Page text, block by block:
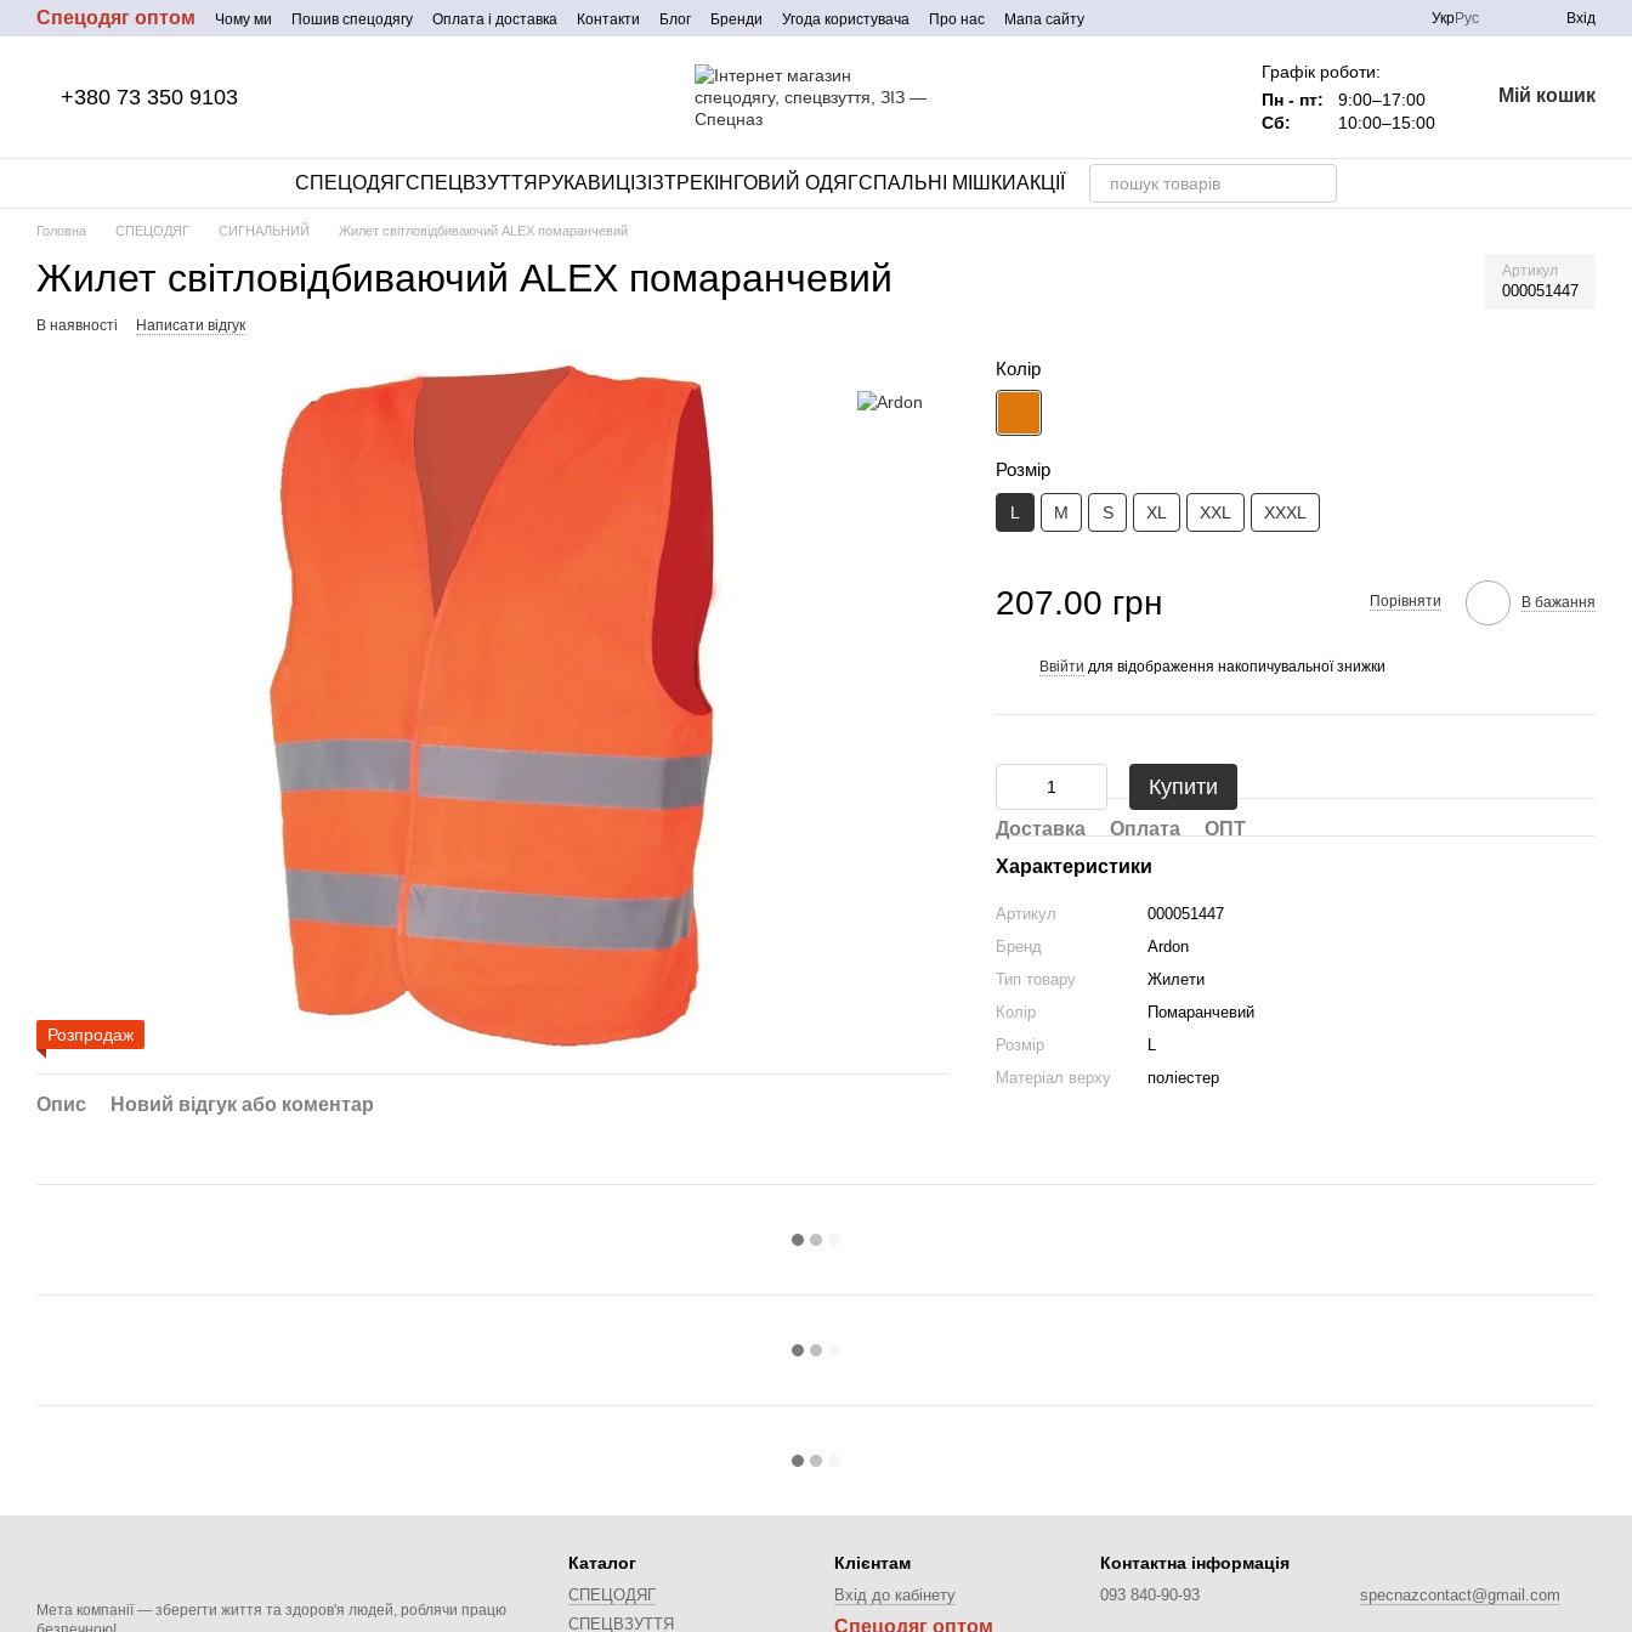
Перейти до основного контенту
Спецодяг оптом Чому ми Пошив спецодягу Оплата і доставка Контакти Блог Бренди Угода користувача Про нас Мапа сайту УкрРус Вхід
+380 73 350 9103
Графік роботи:
Пн - пт:
9:00–17:00
Сб:
10:00–15:00
Мій кошик
СПЕЦОДЯГСПЕЦВЗУТТЯ РУКАВИЦІ ЗІЗТРЕКІНГОВИЙ ОДЯГСПАЛЬНІ МІШКИАКЦІЇ
Головна СПЕЦОДЯГ СИГНАЛЬНИЙ Жилет світловідбиваючий ALEX помаранчевий
Жилет світловідбиваючий ALEX помаранчевий Артикул
000051447
В наявності Написати відгук
Розпродаж
Опис Новий відгук або коментар
Колір
Розмір
L M S XL XXL XXXL
207.00 грн Порівняти В бажання
Ввійти для відображення накопичувальної знижки
Купити
Доставка Оплата
ОПТ
Характеристики
Артикул
000051447
Бренд
Ardon
Тип товару
Жилети
Колір
Помаранчевий
Розмір
L
Матеріал верху
поліестер
Мета компанії — зберегти життя та здоров'я людей, роблячи працю
Каталог
СПЕЦОДЯГ
СПЕЦВЗУТТЯ
Клієнтам
Вхід до кабінету
Спецодяг оптом
Контактна інформація
093 840-90-93 specnazcontact@gmail.com